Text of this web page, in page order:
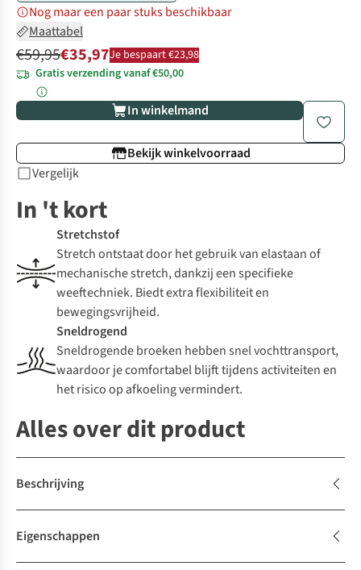
Nog maar een paar stuks beschikbaar
Maattabel
€59,95€35,97Je bespaart €23,98
Gratis verzending vanaf €50,00
In winkelmand
Bekijk winkelvoorraad
Vergelijk
In 't kort
Stretchstof
Stretch ontstaat door het gebruik van elastaan of
mechanische stretch, dankzij een specifieke
weeftechniek. Biedt extra flexibiliteit en
bewegingsvrijheid.
Sneldrogend
Sneldrogende broeken hebben snel vochttransport,
waardoor je comfortabel blijft tijdens activiteiten en
het risico op afkoeling vermindert.
Alles over dit product
Beschrijving
Eigenschappen